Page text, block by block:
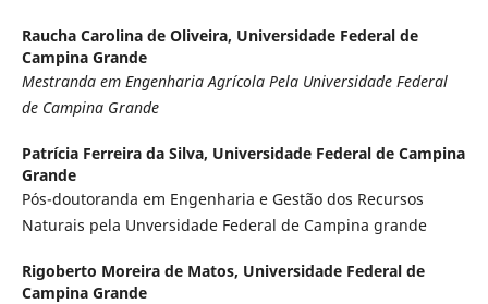
Raucha Carolina de Oliveira, Universidade Federal de
Campina Grande
Mestranda em Engenharia Agrícola Pela Universidade Federal
de Campina Grande
Patrícia Ferreira da Silva, Universidade Federal de Campina
Grande
Pós-doutoranda em Engenharia e Gestão dos Recursos
Naturais pela Unversidade Federal de Campina grande
Rigoberto Moreira de Matos, Universidade Federal de
Campina Grande